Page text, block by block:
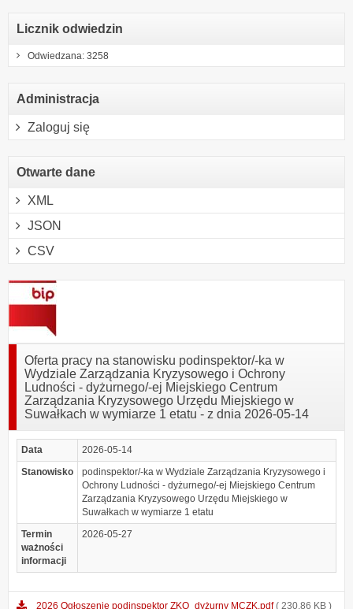
Licznik odwiedzin
Odwiedzana: 3258
Administracja
Zaloguj się
Otwarte dane
XML
JSON
CSV
Oferta pracy na stanowisku podinspektor/-ka w
Wydziale Zarządzania Kryzysowego i Ochrony
Ludności - dyżurnego/-ej Miejskiego Centrum
Zarządzania Kryzysowego Urzędu Miejskiego w
Suwałkach w wymiarze 1 etatu - z dnia 2026-05-14
Data
2026-05-14
Stanowisko
podinspektor/-ka w Wydziale Zarządzania Kryzysowego i
Ochrony Ludności - dyżurnego/-ej Miejskiego Centrum
Zarządzania Kryzysowego Urzędu Miejskiego w
Suwałkach w wymiarze 1 etatu
Termin
ważności
informacji
2026-05-27
2026 Ogłoszenie podinspektor ZKO_dyżurny MCZK.pdf ( 230.86 KB )